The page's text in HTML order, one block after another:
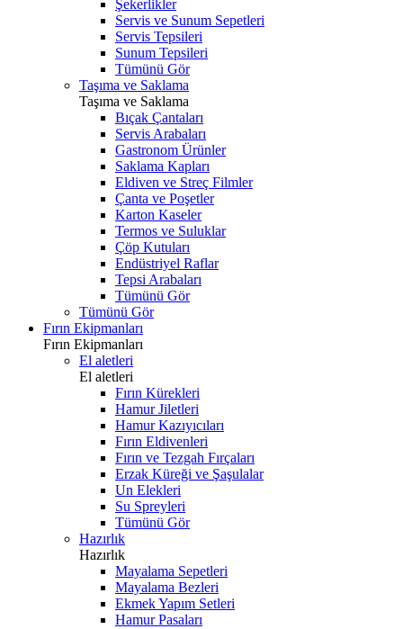
Şekerlikler
Servis ve Sunum Sepetleri
Servis Tepsileri
Sunum Tepsileri
Tümünü Gör
Taşıma ve Saklama
Taşıma ve Saklama
Bıçak Çantaları
Servis Arabaları
Gastronom Ürünler
Saklama Kapları
Eldiven ve Streç Filmler
Çanta ve Poşetler
Karton Kaseler
Termos ve Suluklar
Çöp Kutuları
Endüstriyel Raflar
Tepsi Arabaları
Tümünü Gör
Tümünü Gör
Fırın Ekipmanları
Fırın Ekipmanları
El aletleri
El aletleri
Fırın Kürekleri
Hamur Jiletleri
Hamur Kazıyıcıları
Fırın Eldivenleri
Fırın ve Tezgah Fırçaları
Erzak Küreği ve Şaşulalar
Un Elekleri
Su Spreyleri
Tümünü Gör
Hazırlık
Hazırlık
Mayalama Sepetleri
Mayalama Bezleri
Ekmek Yapım Setleri
Hamur Pasaları